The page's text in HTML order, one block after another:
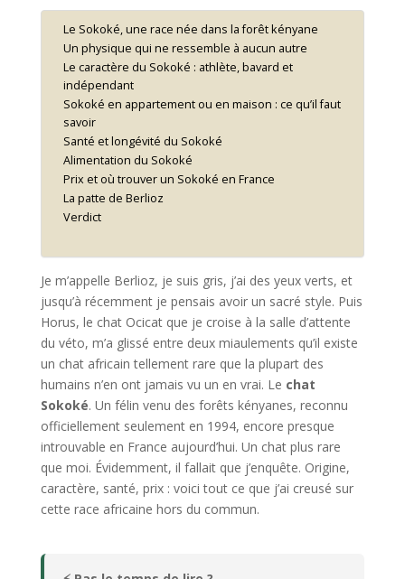
Le Sokoké, une race née dans la forêt kényane
Un physique qui ne ressemble à aucun autre
Le caractère du Sokoké : athlète, bavard et
indépendant
Sokoké en appartement ou en maison : ce qu’il faut
savoir
Santé et longévité du Sokoké
Alimentation du Sokoké
Prix et où trouver un Sokoké en France
La patte de Berlioz
Verdict
Je m’appelle Berlioz, je suis gris, j’ai des yeux verts, et
jusqu’à récemment je pensais avoir un sacré style. Puis
Horus, le chat Ocicat que je croise à la salle d’attente
du véto, m’a glissé entre deux miaulements qu’il existe
un chat africain tellement rare que la plupart des
humains n’en ont jamais vu un en vrai. Le chat
Sokoké. Un félin venu des forêts kényanes, reconnu
officiellement seulement en 1994, encore presque
introuvable en France aujourd’hui. Un chat plus rare
que moi. Évidemment, il fallait que j’enquête. Origine,
caractère, santé, prix : voici tout ce que j’ai creusé sur
cette race africaine hors du commun.